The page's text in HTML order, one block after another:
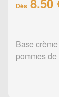
Dès 8.50
Base
pommes